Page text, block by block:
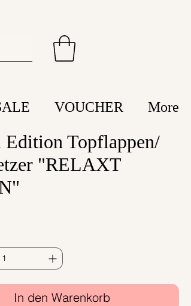
VOUCHER More
Edition Topflappen/
"RELAXT
In den Warenkorb